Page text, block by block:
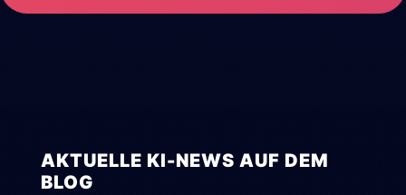
AKTUELLE KI-NEWS AUF DEM
BLOG